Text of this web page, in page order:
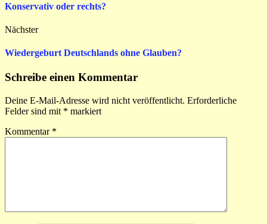
Konservativ oder rechts?
Nächster
Wiedergeburt Deutschlands ohne Glauben?
Schreibe einen Kommentar
Deine E-Mail-Adresse wird nicht veröffentlicht. Erforderliche
Felder sind mit * markiert
Kommentar *